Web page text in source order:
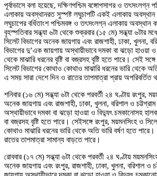
পূর্বাভাসে বলা হয়েছে, দক্ষিণপশ্চিম বঙ্গোপসাগর ও তৎসংলগ্ন
এলাকায় অবস্থানরত সুস্পষ্ট লঘুচাপটি একই এলাকায়
লঘুচাপের বর্ধিতাংশ পশ্চিমবঙ্গ ও তৎসংলগ্ন এলাকায়
বৃহস্পতিবার সন্ধ্যা ৬টা থেকে শুক্রবার (১৫ মে) সন্ধ্যা ৬টার
সিলেট বিভাগের অনেক জায়গায় এবং রাজশাহী, ঢাকা, খুলনা,
বিভাগের দু’এক জায়গায় অস্থায়ীভাবে দমকা বা ঝড়ো হাওয়া
থেকে মাঝারি ধরনের বৃষ্টি বা বজ্রসহ বৃষ্টি হতে পারে। সেই
সিলেট বিভাগের কোথাও কোথাও মাঝারি ধরনের ভারি থেকে
এ সময় সারা দেশে দিন ও রাতের তাপমাত্রা প্রায় অপরিবর্তিত
শনিবার (১৬ মে) সন্ধ্যা ৬টা থেকে পরবর্তী ২৪ ঘণ্টায় রংপুর,
অনেক জায়গায় এবং রাজশাহী, ঢাকা, খুলনা, বরিশাল ও
অস্থায়ীভাবে দমকা বা ঝড়ো হাওয়া ও বিদ্যুৎ চমকানোসহ হালকা
বা বজ্রসহ বৃষ্টি হতে পারে। সেইসঙ্গে রংপুর, ময়মনসিংহ ও
কোথাও মাঝারি ধরনের ভারি থেকে অতি ভারি বর্ষণ হতে
রাতের তাপমাত্রা সামান্য বাড়তে পারে।
রোববার (১৭ মে) সন্ধ্যা ৬টা থেকে পরবর্তী ২৪ ঘণ্টায়
অনেক জায়গায় এবং রংপুর, রাজশাহী, ঢাকা, খুলনা, বরিশাল ও